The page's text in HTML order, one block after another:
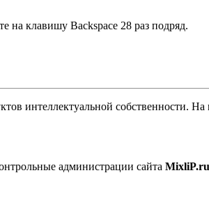
на клавишу Backspace 28 раз подряд.
интеллектуальной собственности. На
администрации сайта MixliP.ru